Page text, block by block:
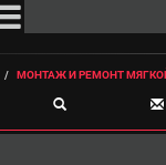
МОНТАЖ И РЕМОНТ